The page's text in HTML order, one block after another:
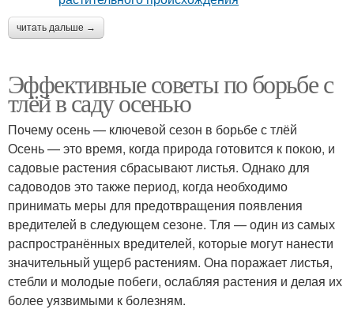
читать дальше →
Эффективные советы по борьбе с
тлёй в саду осенью
Почему осень — ключевой сезон в борьбе с тлёй
Осень — это время, когда природа готовится к покою, и
садовые растения сбрасывают листья. Однако для
садоводов это также период, когда необходимо
принимать меры для предотвращения появления
вредителей в следующем сезоне. Тля — один из самых
распространённых вредителей, которые могут нанести
значительный ущерб растениям. Она поражает листья,
стебли и молодые побеги, ослабляя растения и делая их
более уязвимыми к болезням.